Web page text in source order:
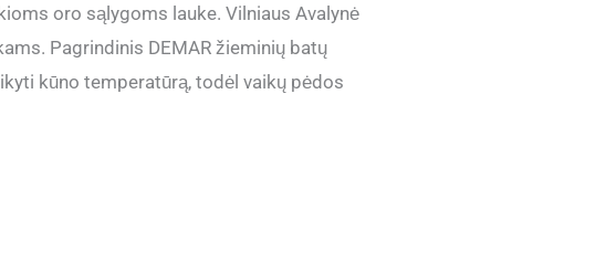
oro sąlygoms lauke. Vilniaus Avalynė
Pagrindinis DEMAR žieminių batų
kūno temperatūrą, todėl vaikų pėdos